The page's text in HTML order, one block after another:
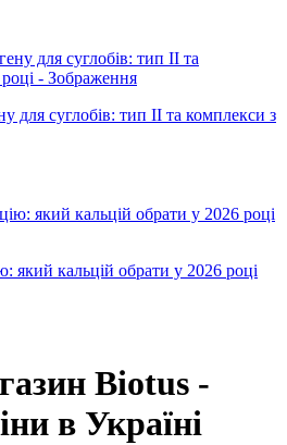
для суглобів: тип II та комплекси з
який кальцій обрати у 2026 році
Biotus -
в Україні